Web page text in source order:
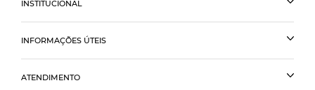
INSTITUCIONAL
INFORMAÇÕES ÚTEIS
ATENDIMENTO